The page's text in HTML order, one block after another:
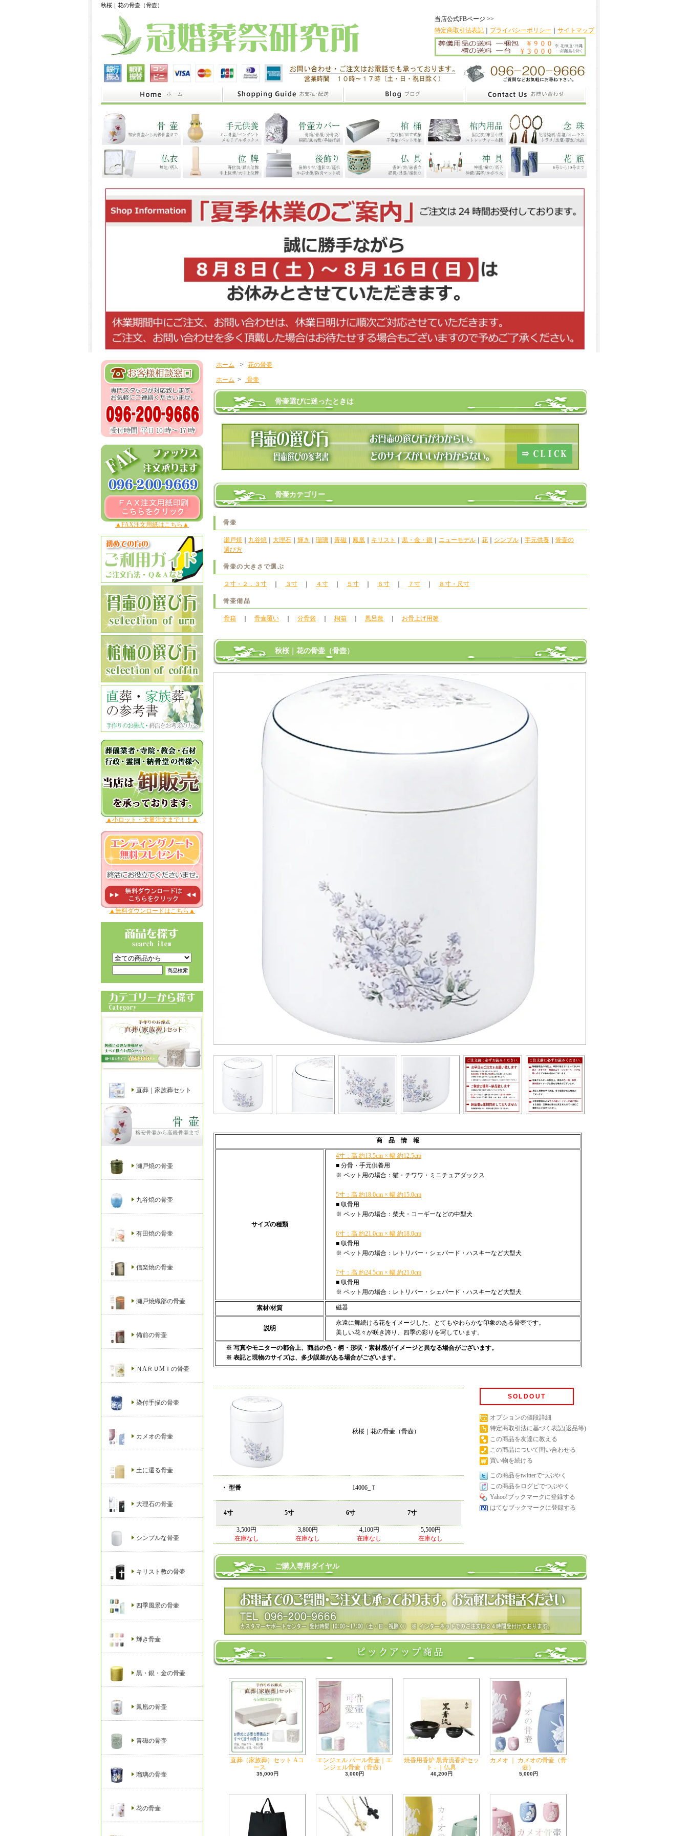
秋桜｜花の骨壷（骨壺）
当店公式FBページ >>
特定商取引法表記
プライバシーポリシー サイトマップ
▲FAX注文用紙はこちら▲
▲小ロット・大量注文まで！！▲
▲無料ダウンロードはこちら▲
直葬｜家族葬セット
瀬戸焼の骨壷
九谷焼の骨壷
有田焼の骨壷
信楽焼の骨壷
瀬戸焼織部の骨壷
備前の骨壷
ＮAＲＵМＩの骨壷
染付手描の骨壷
カメオの骨壷
土に還る骨壷
大理石の骨壷
シンプルな骨壷
キリスト教の骨壷
四季風景の骨壷
輝き骨壷
黒・銀・金の骨壷
鳳凰の骨壷
青磁の骨壷
瑠璃の骨壷
花の骨壷
ホーム > 花の骨壷
ホーム > 骨壷
骨壷選びに迷ったときは
骨壷カテゴリー
骨壷
瀬戸焼 九谷焼 大理石 輝き 瑠璃 青磁 鳳凰 キリスト 黒・金・銀 ニューモデル 花 シンプル 手元供養
骨壷の
選び方
骨壷の大きさで選ぶ
２寸・２．３寸 ３寸 ４寸 ５寸 ６寸 ７寸 ８寸・尺寸
骨壷備品
骨箱 骨壷覆い 分骨袋 桐箱 風呂敷 お骨上げ用箸
秋桜｜花の骨壷（骨壺）
商 品 情 報
サイズの種類
4寸：高 約13.5cm × 幅 約12.5cm
■ 分骨・手元供養用
※ ペット用の場合：猫・チワワ・ミニチュアダックス
5寸：高 約18.0cm × 幅 約15.0cm
■ 収骨用
※ ペット用の場合：柴犬・コーギーなどの中型犬
6寸：高 約21.0cm × 幅 約18.0cm
■ 収骨用
※ ペット用の場合：レトリバー・シェパード・ハスキーなど大型犬
7寸：高 約24.5cm × 幅 約21.0cm
■ 収骨用
※ ペット用の場合：レトリバー・シェパード・ハスキーなど大型犬
素材/材質 磁器
説明
永遠に舞続ける花をイメージした、とてもやわらかな印象のある骨壺です。
美しい花々が咲き誇り、四季の彩りを写しています。
※ 写真やモニターの都合上、商品の色・柄・形状・素材感がイメージと異なる場合がございます。
※ 表記と現物のサイズは、多少誤差がある場合がございます。
秋桜｜花の骨壷（骨壺）
・ 型番 14006_Ｔ
4寸 5寸 6寸 7寸
3,500円
在庫なし
3,800円
在庫なし
4,100円
在庫なし
5,500円
在庫なし
SOLDOUT
オプションの値段詳細
特定商取引法に基づく表記(返品等)
この商品を友達に教える
この商品について問い合わせる
買い物を続ける
この商品をtwitterでつぶやく
この商品をログピでつぶやく
Yahoo!ブックマークに登録する
はてなブックマークに登録する
ご購入専用ダイヤル
直葬（家族葬）セット Aコ
ース
35,000円
エンジェル パール骨壷｜エ
ンジェル骨壷（骨壺）
3,000円
焼香用香炉 黒青流香炉セッ
ト - ｜仏具
46,200円
カメオ ｜ カメオの骨壷（骨
壺）
5,000円